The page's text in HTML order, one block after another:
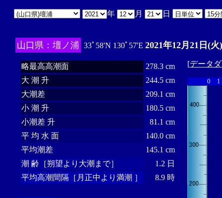
年 月 日
山口県：壇ノ浦 33ﾟ58'N 130ﾟ57'E 2021年12月21日(火)
略最高高潮面
278.3 cm
大 潮 升
244.5 cm
大潮差
209.1 cm
小 潮 升
180.5 cm
小潮差 升
81.1 cm
平 均 水 面
140.0 cm
平均潮差
145.1 cm
潮 齢［朔望より大潮まで］
1.2 日
平均高潮間隔［月正中より満潮 ］
8.9 時
[データ
0 1